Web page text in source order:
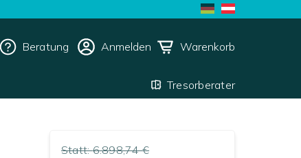
Beratung Anmelden Warenkorb
Tresorberater
Statt:6.898,74 €